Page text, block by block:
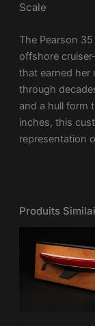
Scale
The Pearson
offshore
that earned her
through
and a hull form
inches, this
representation
Produits